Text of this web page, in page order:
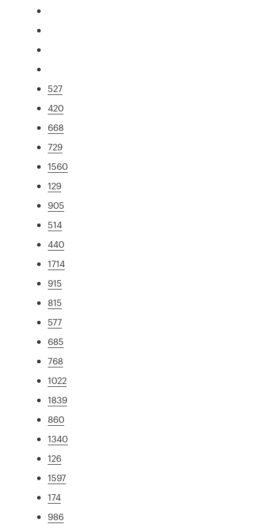
527
420
668
729
1560
129
905
514
440
1714
915
815
577
685
768
1022
1839
860
1340
126
1597
174
986